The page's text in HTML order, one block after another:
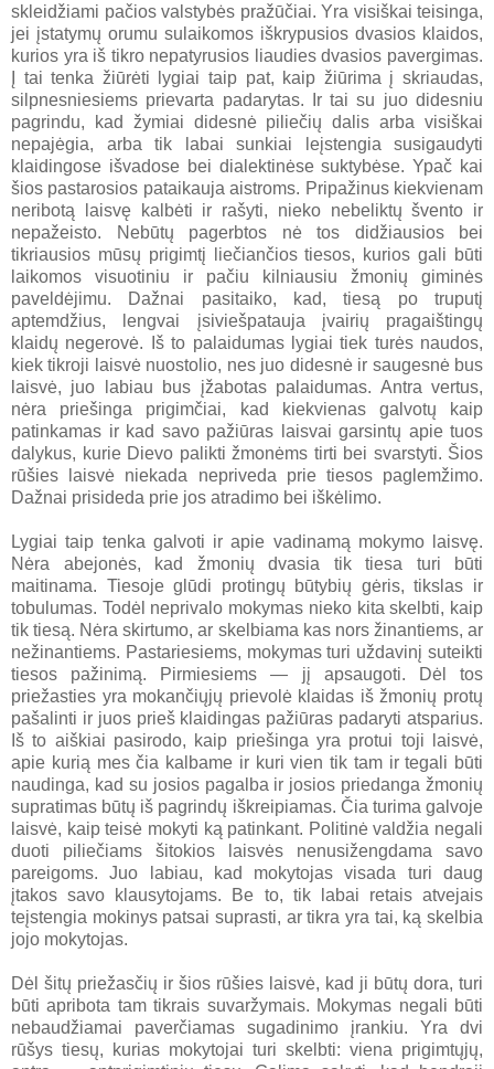
skleidžiami pačios valstybės pražūčiai. Yra visiškai teisinga,
jei įstatymų orumu sulaikomos iškrypusios dvasios klaidos,
kurios yra iš tikro nepatyrusios liaudies dvasios pavergimas.
Į tai tenka žiūrėti lygiai taip pat, kaip žiūrima į skriaudas,
silpnesniesiems prievarta padarytas. Ir tai su juo didesniu
pagrindu, kad žymiai didesnė piliečių dalis arba visiškai
nepajėgia, arba tik labai sunkiai leįstengia susigaudyti
klaidingose išvadose bei dialektinėse suktybėse. Ypač kai
šios pastarosios pataikauja aistroms. Pripažinus kiekvienam
neribotą laisvę kalbėti ir rašyti, nieko nebeliktų švento ir
nepažeisto. Nebūtų pagerbtos nė tos didžiausios bei
tikriausios mūsų prigimtį liečiančios tiesos, kurios gali būti
laikomos visuotiniu ir pačiu kilniausiu žmonių giminės
paveldėjimu. Dažnai pasitaiko, kad, tiesą po truputį
aptemdžius, lengvai įsiviešpatauja įvairių pragaištingų
klaidų negerovė. Iš to palaidumas lygiai tiek turės naudos,
kiek tikroji laisvė nuostolio, nes juo didesnė ir saugesnė bus
laisvė, juo labiau bus įžabotas palaidumas. Antra vertus,
nėra priešinga prigimčiai, kad kiekvienas galvotų kaip
patinkamas ir kad savo pažiūras laisvai garsintų apie tuos
dalykus, kurie Dievo palikti žmonėms tirti bei svarstyti. Šios
rūšies laisvė niekada nepriveda prie tiesos paglemžimo.
Dažnai prisideda prie jos atradimo bei iškėlimo.
Lygiai taip tenka galvoti ir apie vadinamą mokymo laisvę.
Nėra abejonės, kad žmonių dvasia tik tiesa turi būti
maitinama. Tiesoje glūdi protingų būtybių gėris, tikslas ir
tobulumas. Todėl neprivalo mokymas nieko kita skelbti, kaip
tik tiesą. Nėra skirtumo, ar skelbiama kas nors žinantiems, ar
nežinantiems. Pastariesiems, mokymas turi uždavinį suteikti
tiesos pažinimą. Pirmiesiems — jį apsaugoti. Dėl tos
priežasties yra mokančiųjų prievolė klaidas iš žmonių protų
pašalinti ir juos prieš klaidingas pažiūras padaryti atsparius.
Iš to aiškiai pasirodo, kaip priešinga yra protui toji laisvė,
apie kurią mes čia kalbame ir kuri vien tik tam ir tegali būti
naudinga, kad su josios pagalba ir josios priedanga žmonių
supratimas būtų iš pagrindų iškreipiamas. Čia turima galvoje
laisvė, kaip teisė mokyti ką patinkant. Politinė valdžia negali
duoti piliečiams šitokios laisvės nenusižengdama savo
pareigoms. Juo labiau, kad mokytojas visada turi daug
įtakos savo klausytojams. Be to, tik labai retais atvejais
teįstengia mokinys patsai suprasti, ar tikra yra tai, ką skelbia
jojo mokytojas.
Dėl šitų priežasčių ir šios rūšies laisvė, kad ji būtų dora, turi
būti apribota tam tikrais suvaržymais. Mokymas negali būti
nebaudžiamai paverčiamas sugadinimo įrankiu. Yra dvi
rūšys tiesų, kurias mokytojai turi skelbti: viena prigimtųjų,